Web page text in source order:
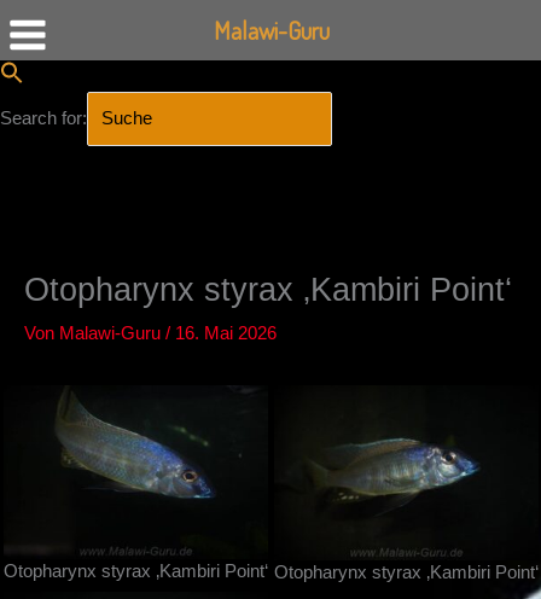
Search for:
Otopharynx styrax ‚Kambiri Point‘
Von Malawi-Guru / 16. Mai 2026
Otopharynx styrax ‚Kambiri Point‘ Otopharynx styrax ‚Kambiri Point‘
Malawi-Guru